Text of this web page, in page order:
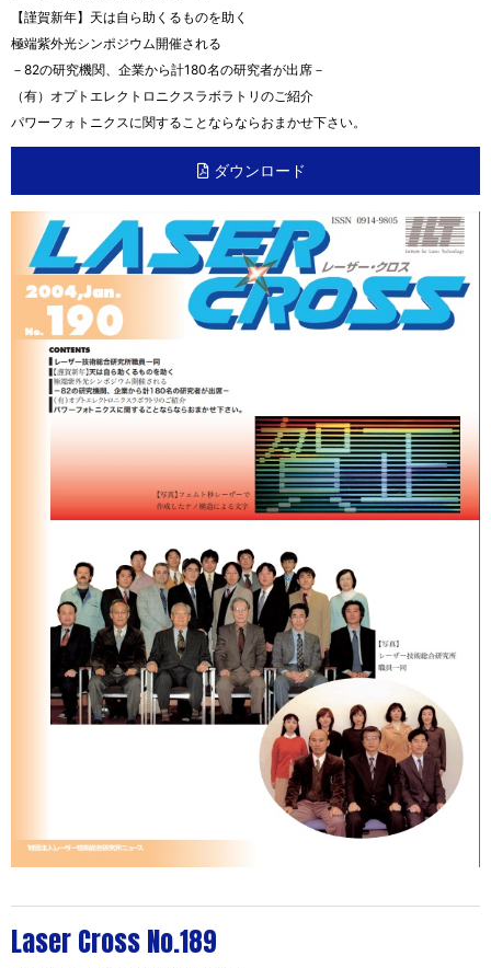
【謹賀新年】天は自ら助くるものを助く
極端紫外光シンポジウム開催される
－82の研究機関、企業から計180名の研究者が出席－
（有）オプトエレクトロニクスラボラトリのご紹介
パワーフォトニクスに関することならならおまかせ下さい。
ダウンロード
Laser Cross No.189